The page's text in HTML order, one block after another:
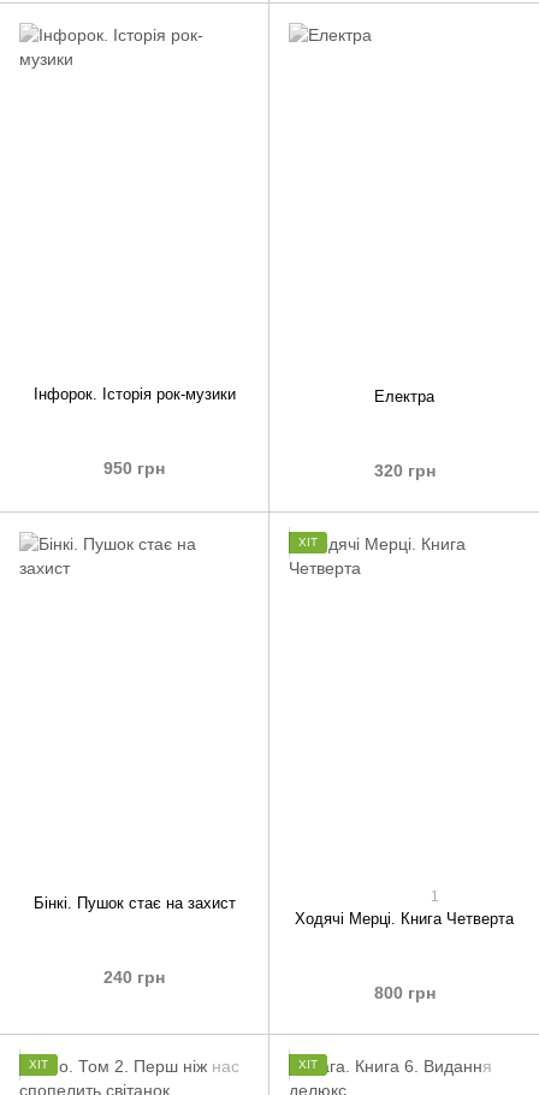
Інфорок. Історія рок-музики
950 грн
Електра
320 грн
Бінкі. Пушок стає на захист
240 грн
ХІТ
1
Ходячі Мерці. Книга Четверта
800 грн
ХІТ ХІТ